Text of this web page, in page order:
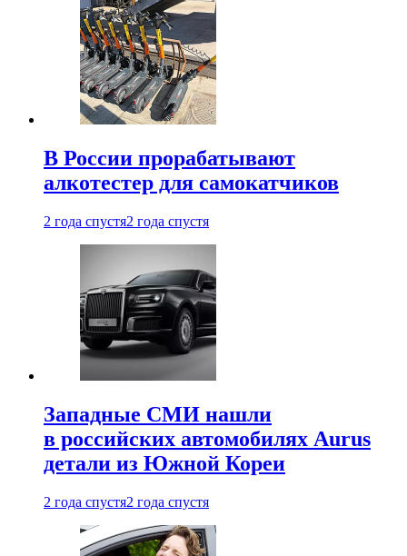
В России прорабатывают
алкотестер для самокатчиков
2 года спустя2 года спустя
Западные СМИ нашли
в российских автомобилях Aurus
детали из Южной Кореи
2 года спустя2 года спустя